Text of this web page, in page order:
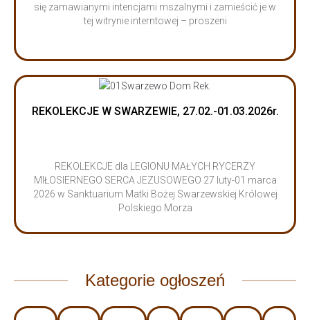
się zamawianymi intencjami mszalnymi i zamieścić je w
tej witrynie interntowej – proszeni
REKOLEKCJE W SWARZEWIE, 27.02.-01.03.2026r.
REKOLEKCJE dla LEGIONU MAŁYCH RYCERZY
MIŁOSIERNEGO SERCA JEZUSOWEGO 27 luty-01 marca
2026 w Sanktuarium Matki Bożej Swarzewskiej Królowej
Polskiego Morza
Kategorie ogłoszeń